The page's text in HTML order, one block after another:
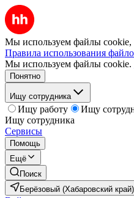
Мы используем файлы cookie,
Правила использования
Мы используем файлы cookie.
Понятно
Ищу сотрудника
Ищу работу
Ищу
Ищу сотрудника
Сервисы
Помощь
Ещё
Поиск
Берёзовый (Хабаровский край)